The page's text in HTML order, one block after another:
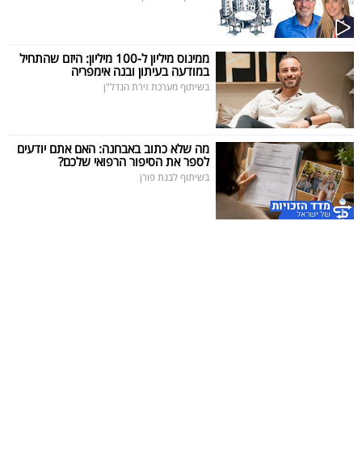
5
המילון
הכלכלי
פודקאסט
40
UNDER
40
ממינוס מיליון ל-100 מיליון: היזם שהתחיל
במודעה בעיתון ובנה אימפריה
בשיתוף מערכת זירת הנדל"ן
מה שלא כתוב באבחנה: האם אתם יודעים
לספר את הסיפור הרפואי שלכם?
בשיתוף לבנת פורן